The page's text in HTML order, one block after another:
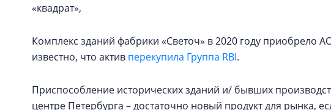
«квадрат»,
Комплекс зданий фабрики «Светоч» в 2020 году приобрело
известно, что актив перекупила Группа RBI.
Приспособление исторических зданий и/ бывших
центре Петербурга – достаточно новый продукт для рынка,